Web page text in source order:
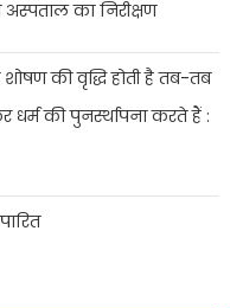
का निरीक्षण
की वृद्धि होती है तब-तब
की पुनर्स्थापना करते हैं :